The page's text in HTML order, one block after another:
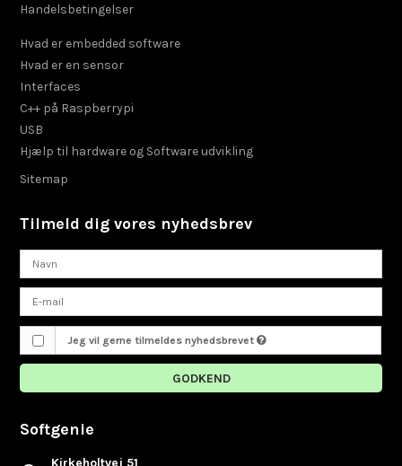
Handelsbetingelser
Hvad er embedded software
Hvad er en sensor
Interfaces
C++ på Raspberrypi
USB
Hjælp til hardware og Software udvikling
Sitemap
Tilmeld dig vores nyhedsbrev
Jeg vil gerne tilmeldes nyhedsbrevet
GODKEND
Softgenie
Kirkeholtvej 51